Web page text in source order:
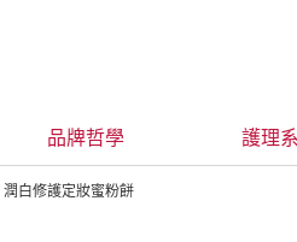
品牌哲學 護理
潤白修護定妝蜜粉餅